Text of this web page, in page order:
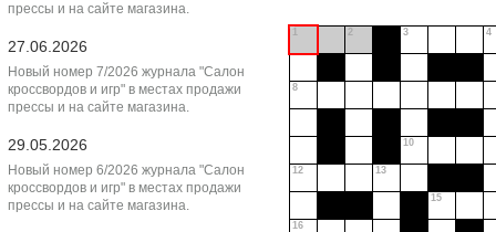
прессы и на сайте магазина.
27.06.2026
Новый номер 7/2026 журнала "Салон
кроссвордов и игр" в местах продажи
прессы и на сайте магазина.
29.05.2026
Новый номер 6/2026 журнала "Салон
кроссвордов и игр" в местах продажи
прессы и на сайте магазина.
1 2 3 4
8
10
12 13
15
16